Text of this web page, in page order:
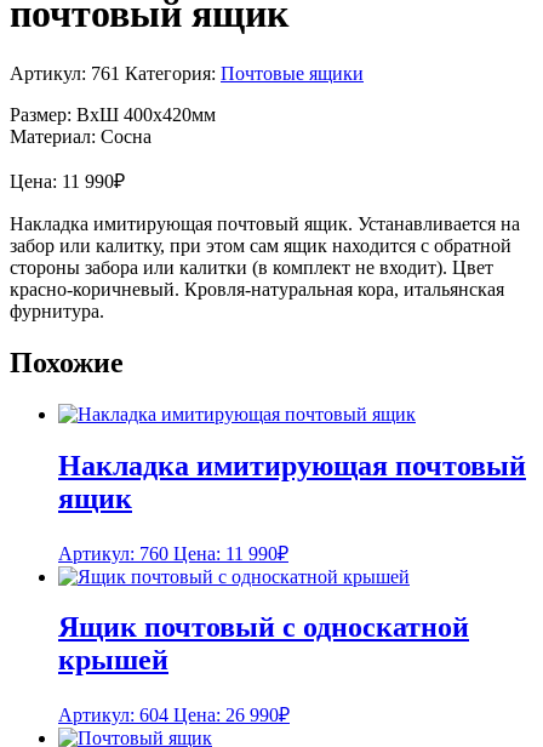
почтовый ящик
Артикул: 761 Категория: Почтовые ящики
Размер: ВхШ 400х420мм
Материал: Сосна
Цена: 11 990₽
Накладка имитирующая почтовый ящик. Устанавливается на
забор или калитку, при этом сам ящик находится с обратной
стороны забора или калитки (в комплект не входит). Цвет
красно-коричневый. Кровля-натуральная кора, итальянская
фурнитура.
Похожие
Накладка имитирующая почтовый
ящик
Артикул: 760 Цена: 11 990₽
Ящик почтовый с односкатной
крышей
Артикул: 604 Цена: 26 990₽